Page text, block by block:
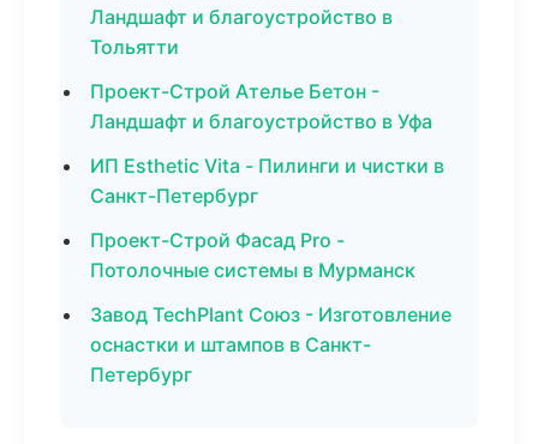
Ландшафт и благоустройство в
Тольятти
Проект-Строй Ателье Бетон -
Ландшафт и благоустройство в Уфа
ИП Esthetic Vita - Пилинги и чистки в
Санкт-Петербург
Проект-Строй Фасад Pro -
Потолочные системы в Мурманск
Завод TechPlant Союз - Изготовление
оснастки и штампов в Санкт-
Петербург